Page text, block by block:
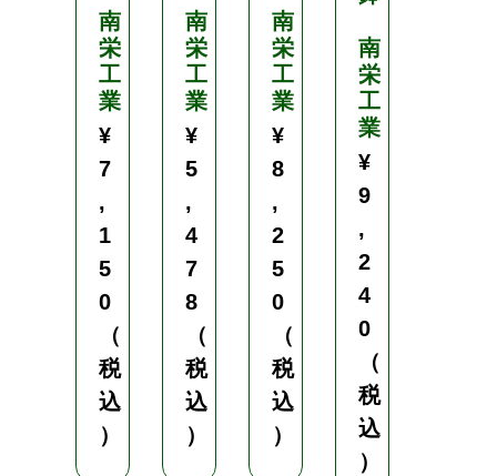
南
栄
工
業
¥
7
,
1
5
0
（
税
込
）
南
栄
工
業
¥
5
,
4
7
8
（
税
込
）
南
栄
工
業
¥
8
,
2
5
0
（
税
込
）
南
栄
工
業
¥
9
,
2
4
0
（
税
込
）